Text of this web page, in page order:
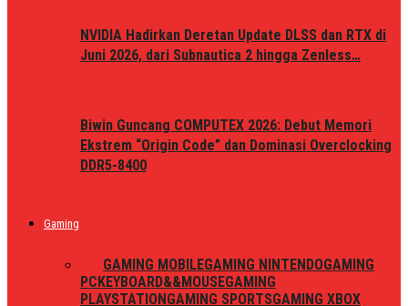
NVIDIA Hadirkan Deretan Update DLSS dan RTX di
Juni 2026, dari Subnautica 2 hingga Zenless…
Biwin Guncang COMPUTEX 2026: Debut Memori
Ekstrem “Origin Code” dan Dominasi Overclocking
DDR5-8400
Gaming
GAMING MOBILEGAMING NINTENDOGAMING
PCKEYBOARD&&MOUSEGAMING
PLAYSTATIONGAMING SPORTSGAMING XBOX